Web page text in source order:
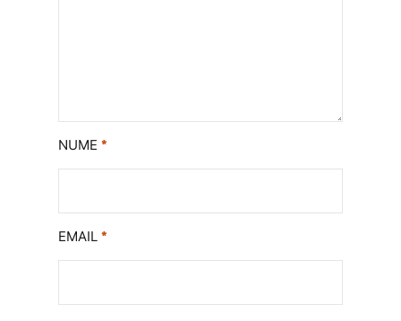
NUME *
EMAIL *